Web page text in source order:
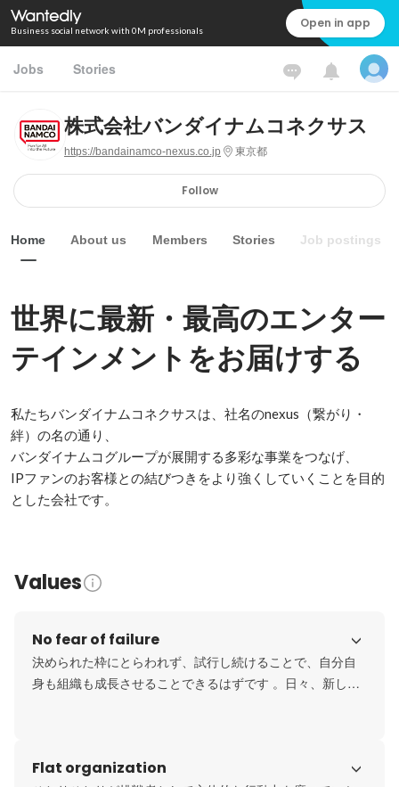
Business social network with 0M professionals Open in app
Jobs Stories
株式会社バンダイナムコネクサス
https://bandainamco-nexus.co.jp 東京都
Follow
Home About us Members Stories Job postings
世界に最新・最高のエンター
テインメントをお届けする
私たちバンダイナムコネクサスは、社名のnexus（繋がり・
絆）の名の通り、
バンダイナムコグループが展開する多彩な事業をつなげ、
IPファンのお客様との結びつきをより強くしていくことを目的
Values
No fear of failure
決められた枠にとらわれず、試行し続けることで、自分自
身も組織も成長させることできるはずです 。日々、新しい
Flat organization